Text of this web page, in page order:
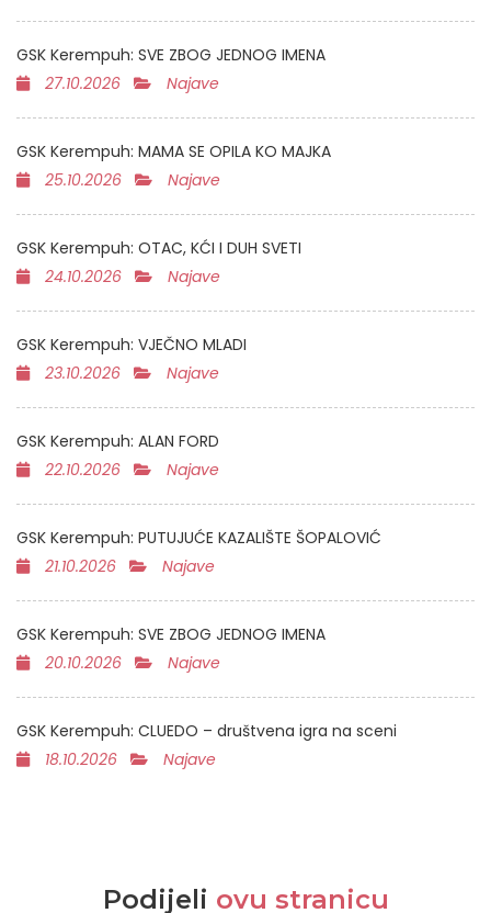
GSK Kerempuh: SVE ZBOG JEDNOG IMENA
27.10.2026
Najave
GSK Kerempuh: MAMA SE OPILA KO MAJKA
25.10.2026
Najave
GSK Kerempuh: OTAC, KĆI I DUH SVETI
24.10.2026
Najave
GSK Kerempuh: VJEČNO MLADI
23.10.2026
Najave
GSK Kerempuh: ALAN FORD
22.10.2026
Najave
GSK Kerempuh: PUTUJUĆE KAZALIŠTE ŠOPALOVIĆ
21.10.2026
Najave
GSK Kerempuh: SVE ZBOG JEDNOG IMENA
20.10.2026
Najave
GSK Kerempuh: CLUEDO – društvena igra na sceni
18.10.2026
Najave
Podijeli ovu stranicu